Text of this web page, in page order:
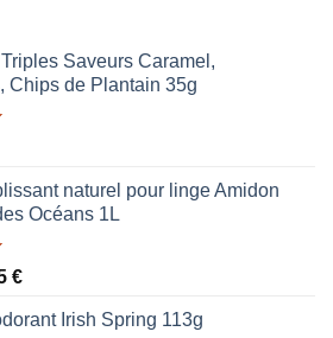
Saveurs Caramel,
Chips de Plantain 35g
naturel pour linge Amidon
Océans 1L
€Le
actuelIrish Spring 113g